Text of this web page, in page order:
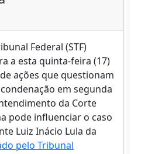
Federal (STF)
a esta quinta-feira (17)
ações que questionam
em segunda
da Corte
pode influenciar o caso
Luiz Inácio Lula da
pelo Tribunal